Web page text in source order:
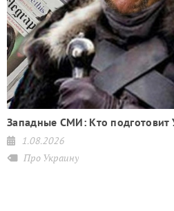
Западные СМИ: Кто подготовит
1.08.2026
Про Украину